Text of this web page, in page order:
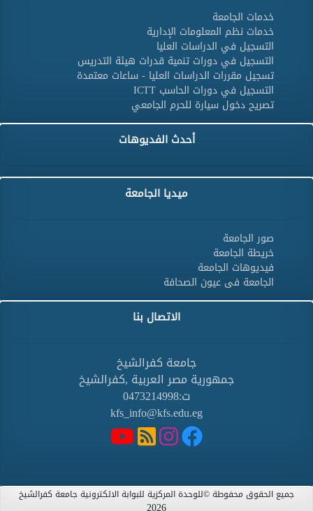
خدمات الجامعة
خدمات نظم المعلومات الإدارية
التسجيل في الدراسات العليا
التسجيل في دورات تنمية قدرات هيئة التدريس
تسجيل مقررات الدراسات العليا - ساعات معتمدة
التسجيل في دورات الحاسب ICTT
تصريح دخول سيارة للحرم الجامعي
أحدث الفديوهات
ميديا الجامعة
صور الجامعة
خريطة الجامعة
فيديوهات الجامعة
الجامعة فى عيون الصحافة
الاتصال بنا
جامعة كفرالشيخ
جمهورية مصر العربية ,كفرالشيخ
ت:0473214998
kfs_info@kfs.edu.eg
جميع الحقوق محفوطة ©للوحدة المركزية للبوابة الالكترونية جامعة كفرالشيخ